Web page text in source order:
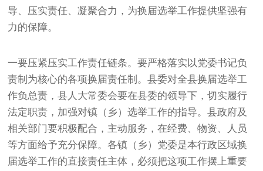
导、压实责任、凝聚合力，为换届选举工作提供坚强有
力的保障。
一要压紧压实工作责任链条。要严格落实以党委书记负
责制为核心的各项换届责任制。县委对全县换届选举工
作负总责，县人大常委会要在县委的领导下，切实履行
法定职责，加强对镇（乡）选举工作的指导。县政府及
相关部门要积极配合，主动服务，在经费、物资、人员
等方面给予充分保障。各镇（乡）党委是本行政区域换
届选举工作的直接责任主体，必须把这项工作摆上重要